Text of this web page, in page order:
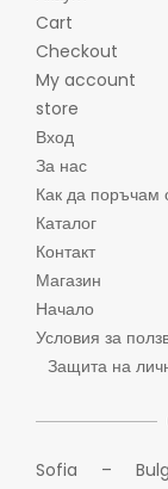
Cart
Checkout
My account
store
Вход
За нас
Как да поръчам
Каталог
Контакт
Магазин
Начало
Условия за
Защита на
Sofia –